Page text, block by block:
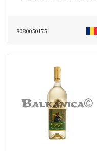
8080050175